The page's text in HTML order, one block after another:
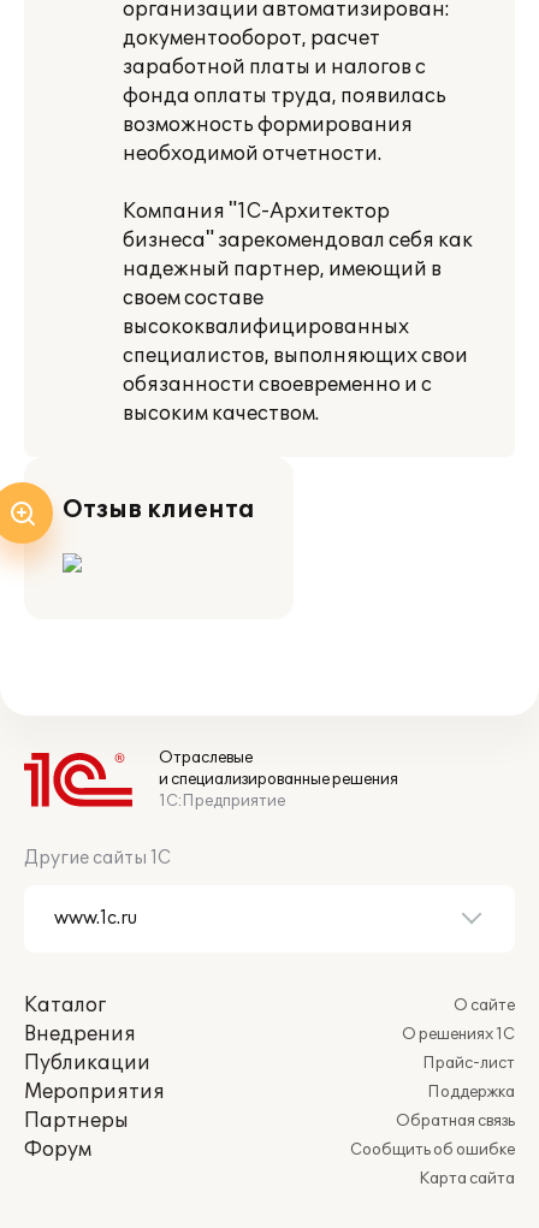
организации автоматизирован:
документооборот, расчет
заработной платы и налогов с
фонда оплаты труда, появилась
возможность формирования
необходимой отчетности.
Компания "1С-Архитектор
бизнеса" зарекомендовал себя как
надежный партнер, имеющий в
своем составе
высококвалифицированных
специалистов, выполняющих свои
обязанности своевременно и с
высоким качеством.
Отзыв клиента
Отраслевые
и специализированные решения
1С:Предприятие
Другие сайты 1С
Каталог
Внедрения
Публикации
Мероприятия
Партнеры
Форум
О сайте
О решениях 1С
Прайс-лист
Поддержка
Обратная связь
Сообщить об ошибке
Карта сайта